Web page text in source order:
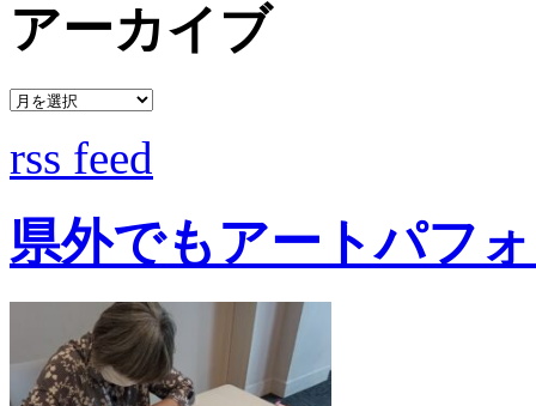
アーカイブ
rss feed
県外でもアートパフ